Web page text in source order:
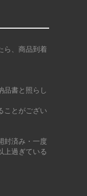
ら、商品到着
品書と照らし
ことがござい
封済み・一度
上過ぎている